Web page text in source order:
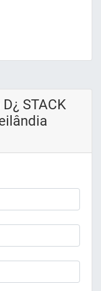
STACK